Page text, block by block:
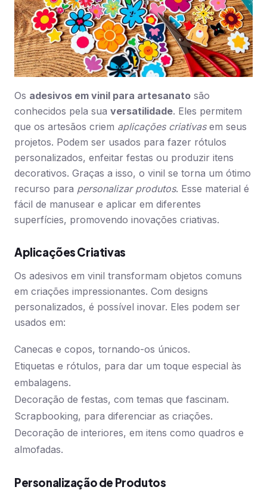
Os adesivos em vinil para artesanato são
conhecidos pela sua versatilidade. Eles permitem
que os artesãos criem aplicações criativasem seus
projetos. Podem ser usados para fazer rótulos
personalizados, enfeitar festas ou produzir itens
decorativos. Graças a isso, o vinil se torna um ótimo
recurso para personalizar produtos. Esse material é
fácil de manusear e aplicar em diferentes
superfícies, promovendo inovações criativas.
Aplicações Criativas
Os adesivos em vinil transformam objetos comuns
em criações impressionantes. Com designs
personalizados, é possível inovar. Eles podem ser
usados em:
Canecas e copos, tornando-os únicos.
Etiquetas e rótulos, para dar um toque especial às
embalagens.
Decoração de festas, com temas que fascinam.
Scrapbooking, para diferenciar as criações.
Decoração de interiores, em itens como quadros e
almofadas.
Personalização de Produtos